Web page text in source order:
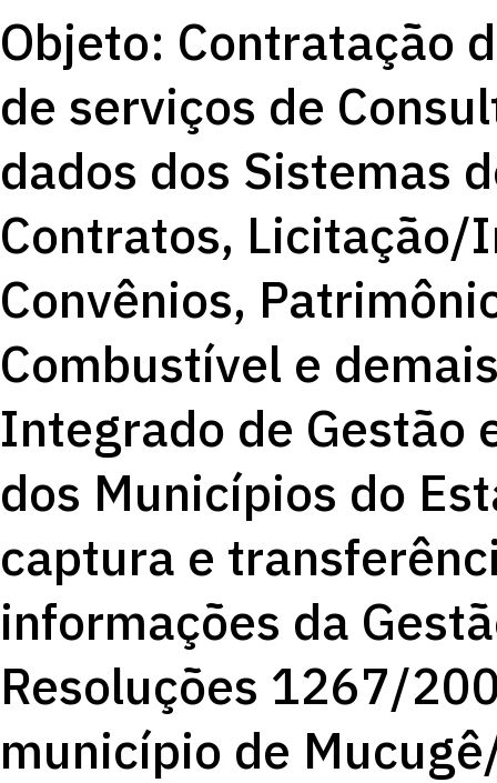
Objeto: Contratação
de serviços de
dados dos Sistemas
Contratos, Licitação/
Convênios,
Combustível e
Integrado de Gestão
dos Municípios do
captura e
informações da
Resoluções 1267/
município de